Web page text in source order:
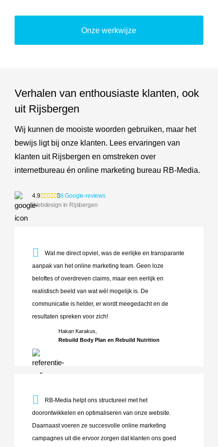
Onze werkwijze
Verhalen van enthousiaste klanten, ook
uit Rijsbergen
Wij kunnen de mooiste woorden gebruiken, maar het
bewijs ligt bij onze klanten. Lees ervaringen van
klanten uit Rijsbergen en omstreken over
internetbureau én online marketing bureau RB-Media.
4.9
56 Google-reviews
Webdesign in Rijsbergen
Hakan Karakus,
Rebuild Body Plan en Rebuild Nutrition
Wat me direct opviel, was de eerlijke en transparante
aanpak van het online marketing team. Geen loze
beloftes of overdreven claims, maar een eerlijk en
realistisch beeld van wat wél mogelijk is. De
communicatie is helder, er wordt meegedacht en de
resultaten spreken voor zich!
Wat me direct opviel, was de eerlijke en transparante
RB-Media helpt ons structureel met het
doorontwikkelen en optimaliseren van onze website.
Daarnaast voeren ze succesvolle online marketing
campagnes uit die ervoor zorgen dat klanten ons goed
RB-Media helpt ons structureel met het doorontwikkelen